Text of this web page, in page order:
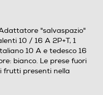
"salvaspazio"
10 / 16 A 2P+T, 1
10 A e tedesco 16
bianco. Le prese fuori
frutti presenti nella